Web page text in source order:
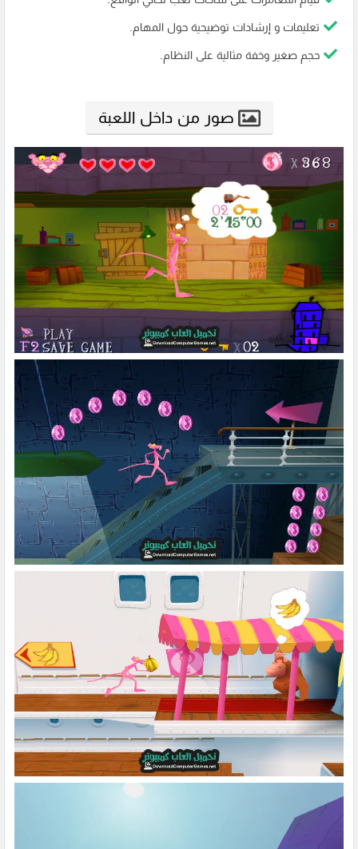
تعليمات و إرشادات توضيحية حول المهام.
حجم صغير وخفة مثالية على النظام.
صور من داخل اللعبة